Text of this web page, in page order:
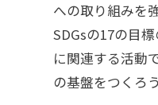
への取り組みを
SDGsの17の目
に関連する活動で
の基盤をつくろう